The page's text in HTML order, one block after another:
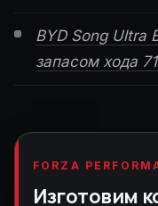
BYD Song Ultra
запасом хода
FORZA
Изготовим